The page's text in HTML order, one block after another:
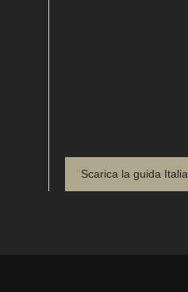
Scarica la guida Italia